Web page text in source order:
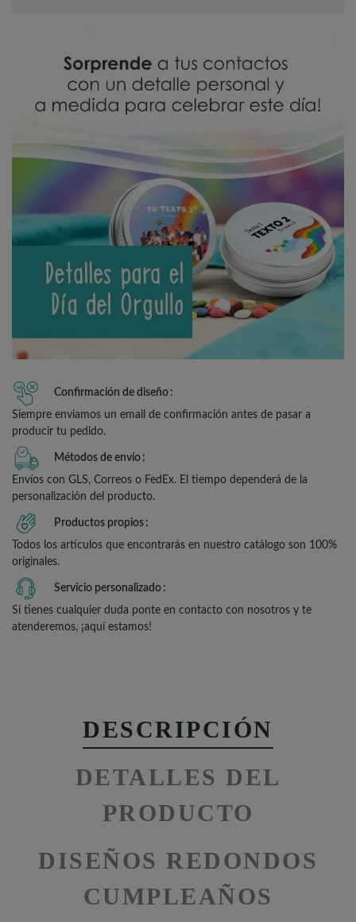
Confirmación de diseño
Siempre enviamos un email de confirmación antes de pasar a
producir tu pedido.
Métodos de envío
Envíos con GLS, Correos o FedEx. El tiempo dependerá de la
personalización del producto.
Productos propios
Todos los artículos que encontrarás en nuestro catálogo son 100%
originales.
Servicio personalizado
Si tienes cualquier duda ponte en contacto con nosotros y te
atenderemos, ¡aquí estamos!
DESCRIPCIÓN
DETALLES DEL
PRODUCTO
DISEÑOS REDONDOS
CUMPLEAÑOS